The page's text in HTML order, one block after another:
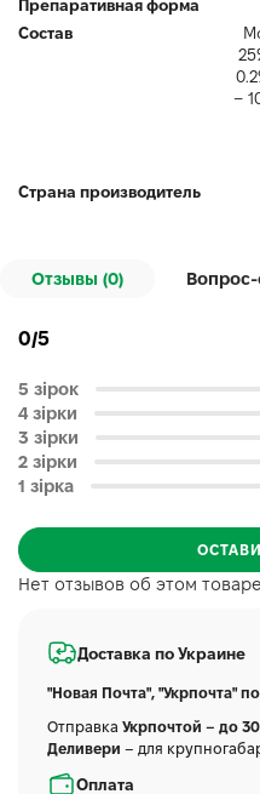
Препаративная форма
Состав
–
Страна производитель
Отзывы (0) Вопрос-
Нет отзывов об этом
0/5
5 зірок
4 зірки
3 зірки
2 зірки
1 зірка
Доставка по Украине
"Новая Почта", "Укрпочта"
Отправка Укрпочтой – до 30
Деливери – для
Оплата